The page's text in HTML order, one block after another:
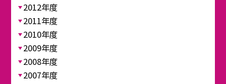
2012年度
2011年度
2010年度
2009年度
2008年度
2007年度